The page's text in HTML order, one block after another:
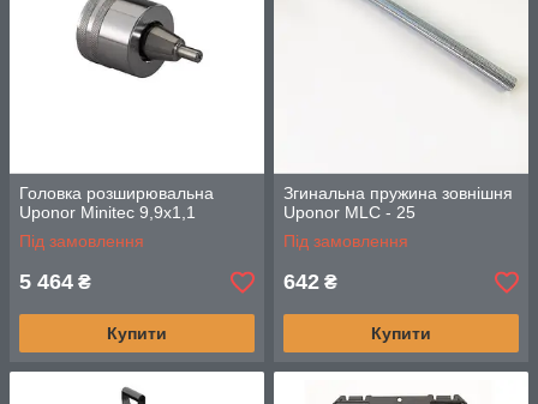
Головка розширювальна
Uponor Minitec 9,9x1,1
Під замовлення
5 464 ₴
Купити
Згинальна пружина зовнішня
Uponor MLC - 25
Під замовлення
642 ₴
Купити